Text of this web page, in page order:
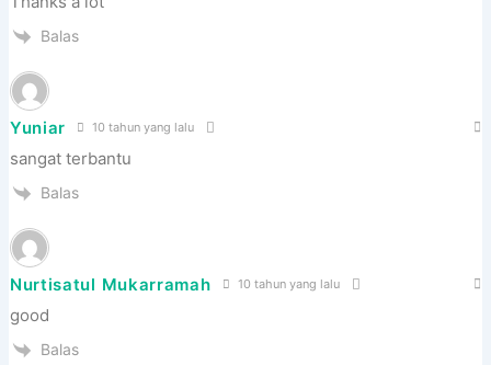
Balas
Yuniar 10 tahun yang lalu
sangat terbantu
Balas
Nurtisatul Mukarramah 10 tahun yang lalu
good
Balas